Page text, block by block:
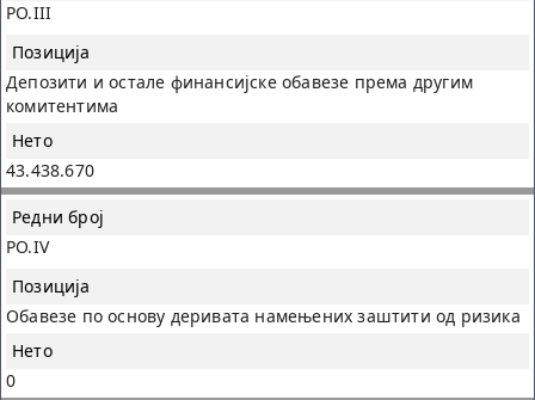
PO.III
Депозити и остале финансијске обавезе према другим
комитентима
43.438.670
PO.IV
Обавезе по основу деривата намењених заштити од ризика
0